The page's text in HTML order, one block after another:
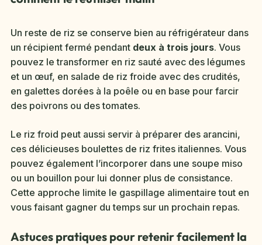
Un reste de riz se conserve bien au réfrigérateur dans
un récipient fermé pendant deux à trois jours. Vous
pouvez le transformer en riz sauté avec des légumes
et un œuf, en salade de riz froide avec des crudités,
en galettes dorées à la poêle ou en base pour farcir
des poivrons ou des tomates.
Le riz froid peut aussi servir à préparer des arancini,
ces délicieuses boulettes de riz frites italiennes. Vous
pouvez également l’incorporer dans une soupe miso
ou un bouillon pour lui donner plus de consistance.
Cette approche limite le gaspillage alimentaire tout en
vous faisant gagner du temps sur un prochain repas.
Astuces pratiques pour retenir facilement la